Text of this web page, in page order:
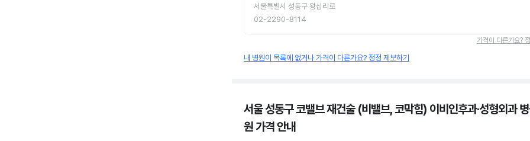
서울특별시 성동구 왕십리로
02-2290-8114
가격이 다른가요?
내 병원이 목록에 없거나 가격이 다른가요? 정정 제보하기
서울 성동구 코밸브 재건술 (비밸브, 코막힘) 이비인후과·성형외과 병
원가격 안내